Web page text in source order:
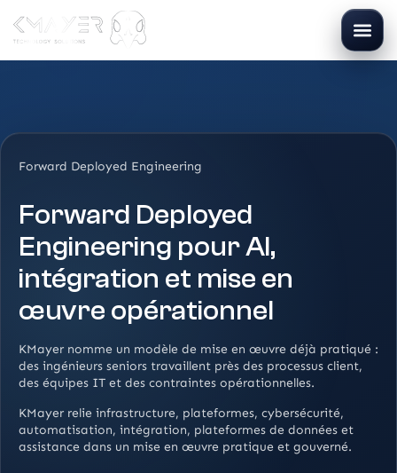
Forward Deployed Engineering
Forward Deployed
Engineering pour AI,
intégration et mise en
œuvre opérationnel
KMayer nomme un modèle de mise en œuvre déjà pratiqué :
des ingénieurs seniors travaillent près des processus client,
des équipes IT et des contraintes opérationnelles.
KMayer relie infrastructure, plateformes, cybersécurité,
automatisation, intégration, plateformes de données et
assistance dans un mise en œuvre pratique et gouverné.